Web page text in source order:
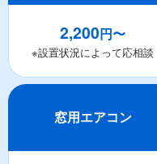
2,200円〜
※設置状況によって応相談
窓用エアコン